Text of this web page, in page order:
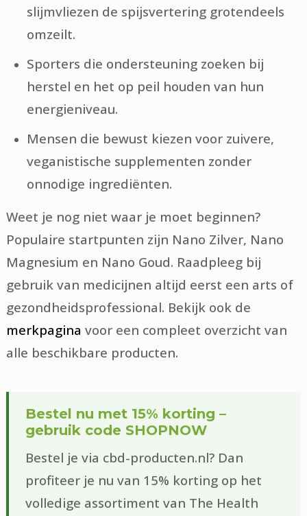
slijmvliezen de spijsvertering grotendeels
omzeilt.
Sporters die ondersteuning zoeken bij
herstel en het op peil houden van hun
energieniveau.
Mensen die bewust kiezen voor zuivere,
veganistische supplementen zonder
onnodige ingrediënten.
Weet je nog niet waar je moet beginnen?
Populaire startpunten zijn Nano Zilver, Nano
Magnesium en Nano Goud. Raadpleeg bij
gebruik van medicijnen altijd eerst een arts of
gezondheidsprofessional. Bekijk ook de
merkpagina voor een compleet overzicht van
alle beschikbare producten.
Bestel nu met 15% korting –
gebruik code SHOPNOW
Bestel je via cbd-producten.nl? Dan
profiteer je nu van 15% korting op het
volledige assortiment van The Health